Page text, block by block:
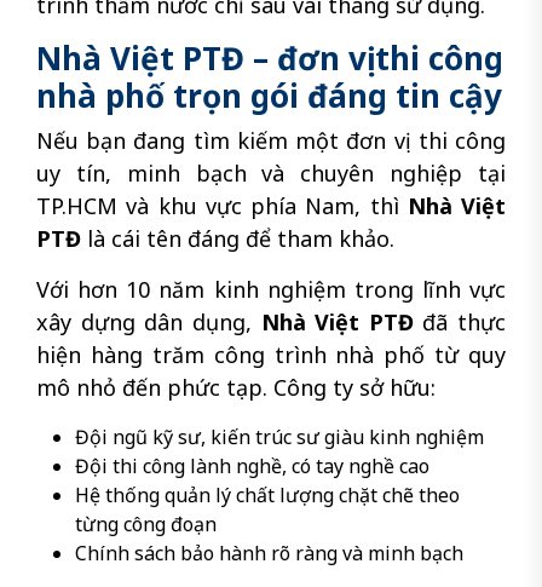
Nhà Việt PTĐ – đơn vị thi công
nhà phố trọn gói đáng tin cậy
Nếu bạn đang tìm kiếm một đơn vị thi công
uy tín, minh bạch và chuyên nghiệp tại
TP.HCM và khu vực phía Nam, thì Nhà Việt
PTĐ là cái tên đáng để tham khảo.
Với hơn 10 năm kinh nghiệm trong lĩnh vực
xây dựng dân dụng, Nhà Việt PTĐđã thực
hiện hàng trăm công trình nhà phố từ quy
mô nhỏ đến phức tạp. Công ty sở hữu:
Đội ngũ kỹ sư, kiến trúc sư giàu kinh nghiệm
Đội thi công lành nghề, có tay nghề cao
Hệ thống quản lý chất lượng chặt chẽ theo
từng công đoạn
Chính sách bảo hành rõ ràng và minh bạch